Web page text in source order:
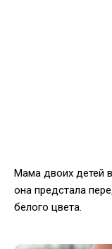
Мама двоих детей
она предстала
белого цвета.